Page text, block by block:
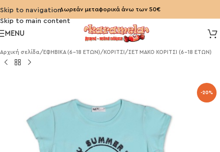
Skip to navigation
Skip to main content
Δωρεάν μεταφορικά άνω των 50€
MENU
Αρχική σελίδα/ ΕΦΗΒΙΚΑ (6-18 ΕΤΩΝ)/ ΚΟΡΙΤΣΙ /ΣΕΤ ΜΑΚΟ ΚΟΡΙΤΣΙ (6-18 ΕΤΩΝ)
-20%